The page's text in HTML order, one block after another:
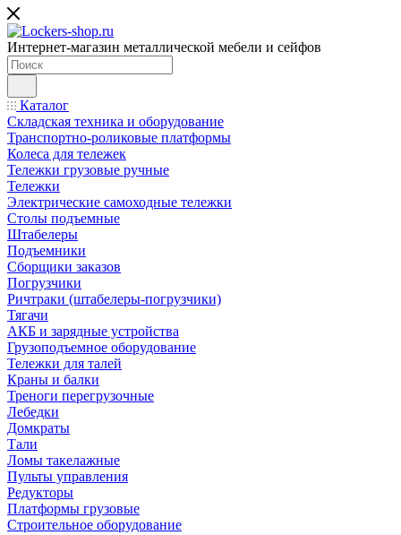
Интернет-магазин металлической мебели и сейфов
Каталог
Складская техника и оборудование
Транспортно-роликовые платформы
Колеса для тележек
Тележки грузовые ручные
Тележки
Электрические самоходные тележки
Столы подъемные
Штабелеры
Подъемники
Сборщики заказов
Погрузчики
Ричтраки (штабелеры-погрузчики)
Тягачи
АКБ и зарядные устройства
Грузоподъемное оборудование
Тележки для талей
Краны и балки
Треноги перегрузочные
Лебедки
Домкраты
Тали
Ломы такелажные
Пульты управления
Редукторы
Платформы грузовые
Строительное оборудование